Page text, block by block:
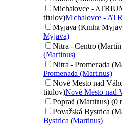
Michalovce -
titulov)Michalovce -
Myjava (Kniha
Myjava)
Nitra - Centro
(Martinus)
Nitra - Promenada
Promenada (Martinus)
Nové Mesto nad
titulov)Nové Mesto nad
Poprad (Martinus) (0
Považská Bystrica
Bystrica (Martinus)